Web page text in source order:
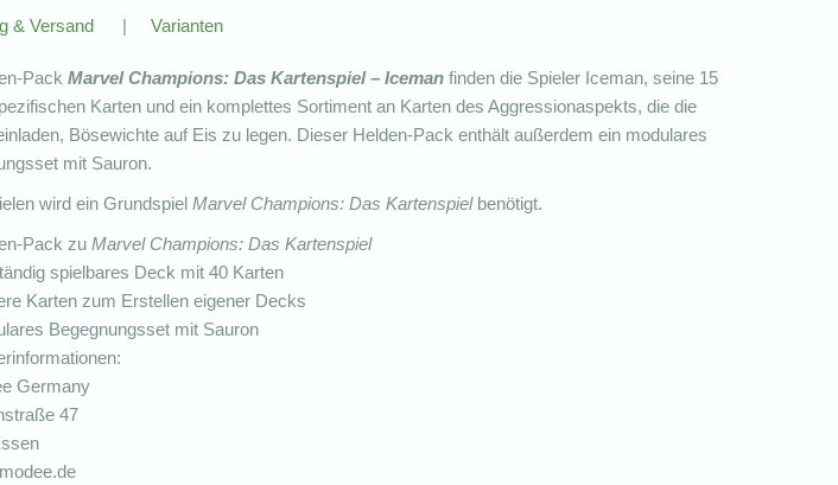
& Versand | Varianten
Pack Marvel Champions: Das Kartenspiel – Iceman finden die Spieler Iceman, seine 15
Karten und ein komplettes Sortiment an Karten des Aggressionaspekts, die die
Bösewichte auf Eis zu legen. Dieser Helden-Pack enthält außerdem ein modulares
mit Sauron.
wird ein Grundspiel Marvel Champions: Das Kartenspielbenötigt.
Pack zu Marvel Champions: Das Kartenspiel
spielbares Deck mit 40 Karten
Karten zum Erstellen eigener Decks
Begegnungsset mit Sauron
Germany
47